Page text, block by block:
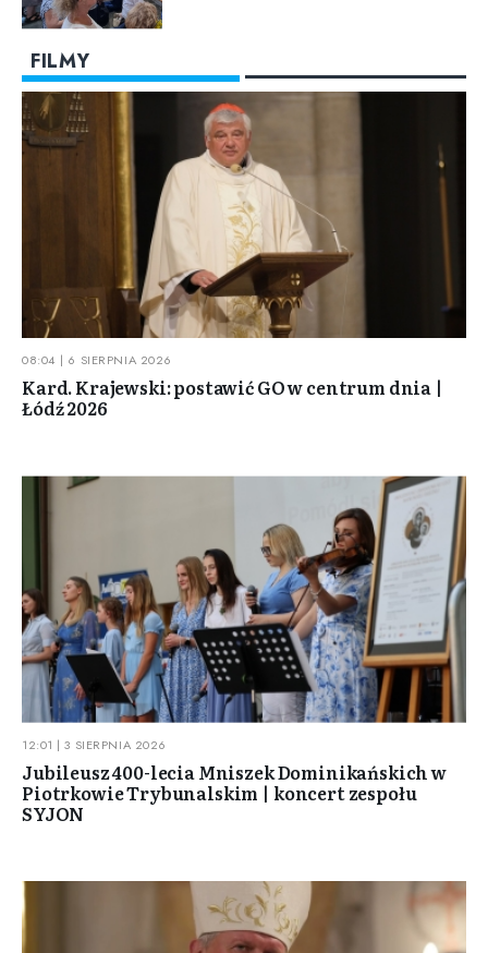
FILMY
08:04 | 6 SIERPNIA 2026
Kard. Krajewski: postawić GO w centrum dnia |
Łódź 2026
12:01 | 3 SIERPNIA 2026
Jubileusz 400-lecia Mniszek Dominikańskich w
Piotrkowie Trybunalskim | koncert zespołu
SYJON